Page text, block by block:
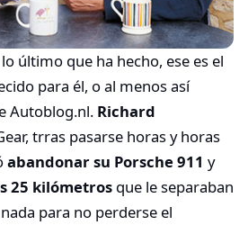
último que ha hecho, ese es el
para él, o al menos así
Autoblog.nl. Richard
trras pasarse horas y horas
abandonar su Porsche 911 y
25 kilómetros que le separaban
para no perderse el